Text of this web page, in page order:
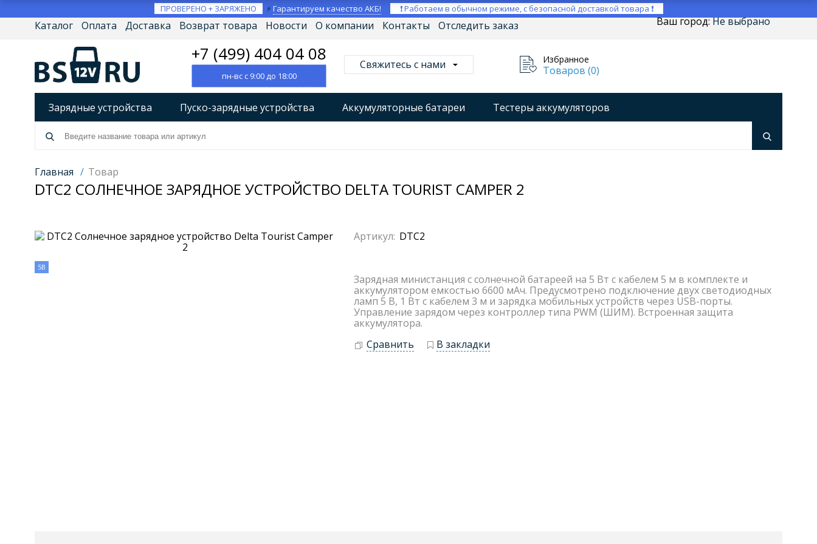
ПРОВЕРЕНО + ЗАРЯЖЕНО ⚡Гарантируем качество АКБ! ❗ Работаем в обычном режиме, с безопасной доставкой товара ❗
Ваш город:Не выбрано
Каталог Оплата Доставка Возврат товара Новости О компании Контакты Отследить заказ
+7 (499) 404 04 08
пн-вс с 9:00 до 18:00
Свяжитесь с нами Избранное
Товаров (0)
Зарядные устройства Пуско-зарядные устройства Аккумуляторные батареи Тестеры аккумуляторов
Разрядно-диагностические устройства
Товары по брендам
Главная / Товар
DTC2 СОЛНЕЧНОЕ ЗАРЯДНОЕ УСТРОЙСТВО DELTA TOURIST CAMPER 2
5B
Артикул: DTC2
Зарядная министанция с солнечной батареей на 5 Вт с кабелем 5 м в комплекте и
аккумулятором емкостью 6600 мАч. Предусмотрено подключение двух светодиодных
ламп 5 В, 1 Вт с кабелем 3 м и зарядка мобильных устройств через USB-порты.
Управление зарядом через контроллер типа PWM (ШИМ). Встроенная защита
аккумулятора.
Сравнить
В закладки